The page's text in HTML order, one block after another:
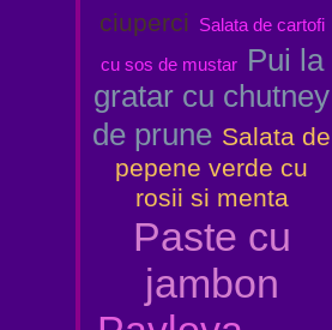
ciuperci
Salata de cartofi
cu sos de mustar
Pui la
gratar cu chutney
de prune Salata de
pepene verde cu
rosii si menta
Paste cu
jambon